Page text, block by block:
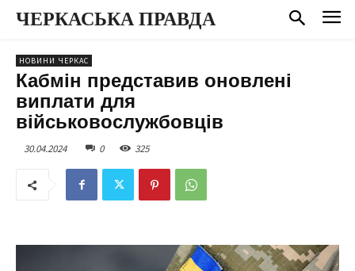
ЧЕРКАСЬКА ПРАВДА
НОВИНИ ЧЕРКАС
Кабмін представив оновлені
виплати для
військовослужбовців
30.04.2024 0 325